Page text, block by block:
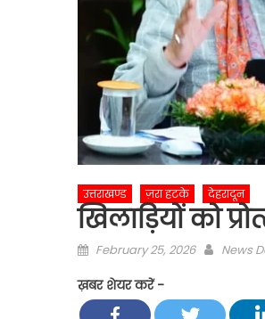
उत्तराखण्ड ज़रा हटके देहरादून
खिलाड़ियों को
Posted
February 25, 2026 Author
News
ख़बर शेयर करें -